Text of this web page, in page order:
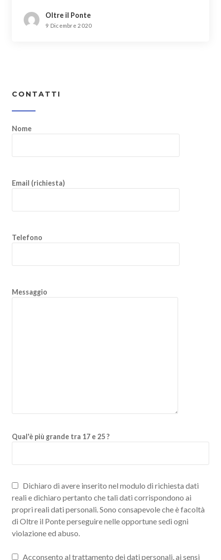
Oltre il Ponte
9 Dicembre 2020
CONTATTI
Nome
Email (richiesta)
Telefono
Messaggio
Qual'è più grande tra 17 e 25 ?
Dichiaro di avere inserito nel modulo di richiesta dati
reali e dichiaro pertanto che tali dati corrispondono ai
propri reali dati personali. Sono consapevole che è facoltà
di Oltre il Ponte perseguire nelle opportune sedi ogni
violazione ed abuso.
Acconsento al trattamento dei dati personali, ai sensi